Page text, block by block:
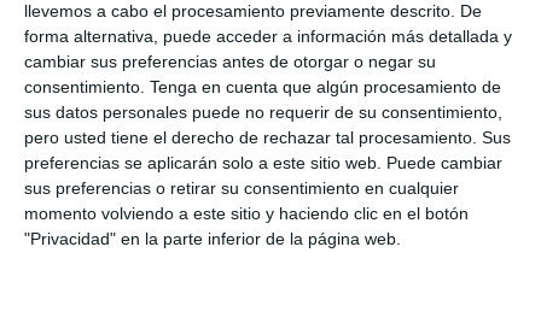
llevemos a cabo el procesamiento previamente descrito. De
forma alternativa, puede acceder a información más detallada y
cambiar sus preferencias antes de otorgar o negar su
consentimiento. Tenga en cuenta que algún procesamiento de
sus datos personales puede no requerir de su consentimiento,
pero usted tiene el derecho de rechazar tal procesamiento. Sus
preferencias se aplicarán solo a este sitio web. Puede cambiar
sus preferencias o retirar su consentimiento en cualquier
momento volviendo a este sitio y haciendo clic en el botón
"Privacidad" en la parte inferior de la página web.
La verdad sobre la IA en el seguro: qué funciona ya y qué sigue
siendo una promesa
Munich Re alcanza un beneficio de casi 4.000 millones y
mantiene sus previsiones para 2026
Allianz gana un 15,5% más en el semestre y confirma sus
objetivos para 2026
Generali dispara un 51,4% el beneficio operativo del negocio de
No Vida en España en el semestre
AXA XL adquiere S-RM, consultora especializada en inteligencia